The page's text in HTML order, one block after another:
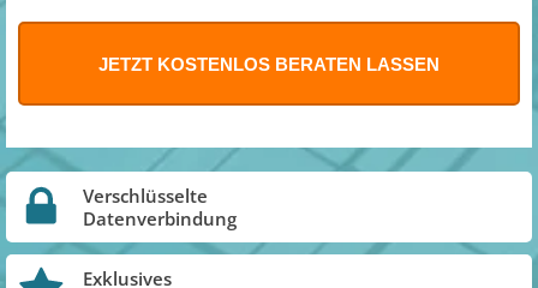
Verschlüsselte
Datenverbindung
Exklusives